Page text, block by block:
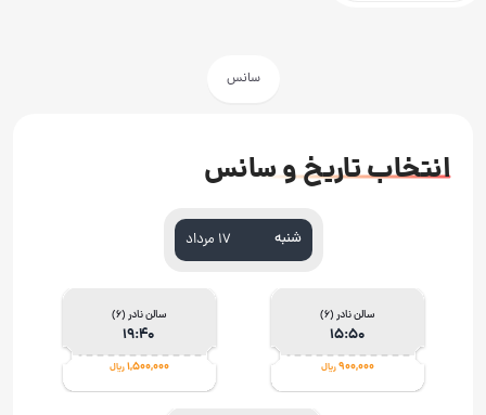
سانس
انتخاب تاریخ و سانس
شنبه ۱۷ مرداد
سالن نادر (6)
15:50
900,000ریال
سالن نادر (6)
19:40
1,500,000ریال